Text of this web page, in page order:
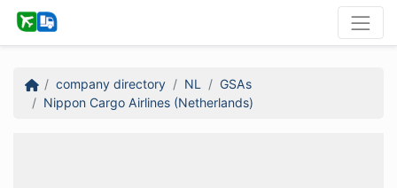
company directory NL
GSAs
Nippon Cargo Airlines (Netherlands)